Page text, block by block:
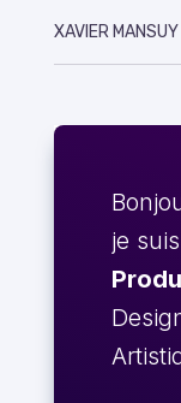
XAVIER MANSUY
je suis